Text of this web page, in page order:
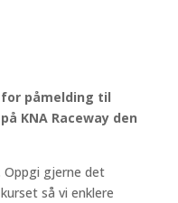
påmelding til
KNA Raceway den
Oppgi gjerne det
så vi enklere